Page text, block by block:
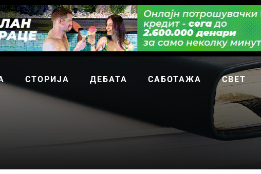
СТОРИЈА ДЕБАТА САБОТАЖА СВЕТ